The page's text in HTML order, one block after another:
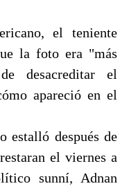
el teniente
la foto era "más
desacreditar el
apareció en el
estalló después de
el viernes a
sunní, Adnan